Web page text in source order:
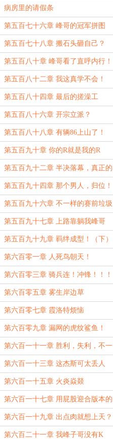
病房里的请假条
第五百七十六章 峰哥的冠军拼图
第五百七十八章 搬石头砸自己？
第五百八十章 峰哥看了直呼内行！
第五百八十二章 我这真学不会！
（4170）
第五百八十四章 最后的搓澡工
第五百八十六章 开宗立派？
第五百八十八章 有辆86上山了！
（下）
第五百九十章 你的R就是我的R
第五百九十二章 半决落幕，真正的
大荒星陨！（3205）
第五百九十四章 那个男人，归位！
第五百九十六章 不一样的赛前垃圾
话
第五百九十七章 上路靠躺我峰哥
第五百九十九章 羁绊成型！（下）
第六百零一章 人死鸟朝天！
（4800）
第六百零三章 骑兵连！冲锋！！！
第六百零五章 雾生岸边草
第六百零七章 霞洛特烦恼
第六百零九章 漏网的虎纹鲨鱼！
第六百一十一章 胜利，失利，不一
样的道路（4600）
第六百一十三章 这杰斯可太丢人
了！
第六百一十五章 火炎焱燚
第六百一十七章 用屁股迎合版本的
男人（二合一）
第六百一十九章 出点肉就想上天？
第六百二十一章 我峰子哥没有K